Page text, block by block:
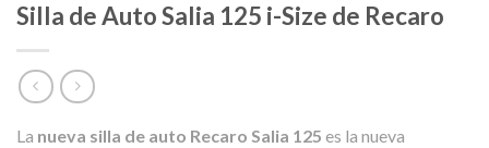
Silla de Auto Salia 125 i-Size de Recaro
La nueva silla de auto Recaro Salia 125 es la nueva